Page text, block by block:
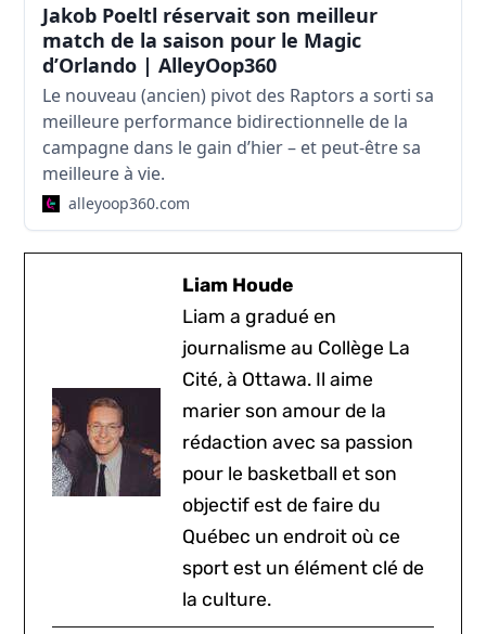
Jakob Poeltl réservait son meilleur
match de la saison pour le Magic
d’Orlando | AlleyOop360
Le nouveau (ancien) pivot des Raptors a sorti sa
meilleure performance bidirectionnelle de la
campagne dans le gain d’hier – et peut-être sa
meilleure à vie.
alleyoop360.com
Liam Houde
Liam a gradué en
journalisme au Collège La
Cité, à Ottawa. Il aime
marier son amour de la
rédaction avec sa passion
pour le basketball et son
objectif est de faire du
Québec un endroit où ce
sport est un élément clé de
la culture.